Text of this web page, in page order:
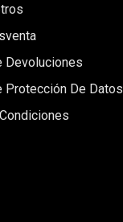
Devoluciones
Protección De Datos